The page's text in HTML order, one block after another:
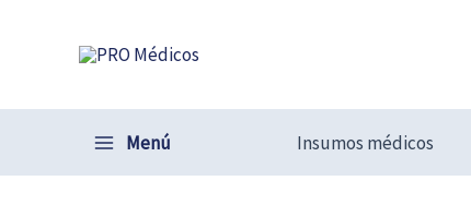
Menú Insumos médicos